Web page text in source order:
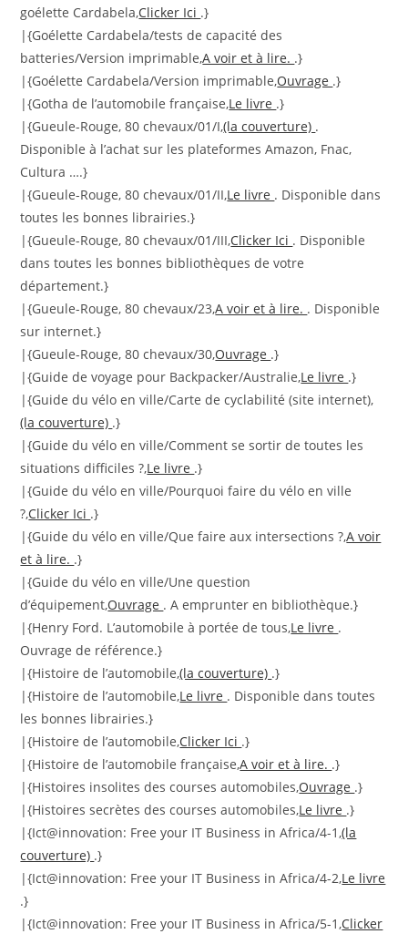
goélette Cardabela,Clicker Ici .}
|{Goélette Cardabela/tests de capacité des
batteries/Version imprimable,A voir et à lire. .}
|{Goélette Cardabela/Version imprimable,Ouvrage .}
|{Gotha de l’automobile française,Le livre .}
|{Gueule-Rouge, 80 chevaux/01/I,(la couverture) .
Disponible à l’achat sur les plateformes Amazon, Fnac,
Cultura ….}
|{Gueule-Rouge, 80 chevaux/01/II,Le livre . Disponible dans
toutes les bonnes librairies.}
|{Gueule-Rouge, 80 chevaux/01/III,Clicker Ici . Disponible
dans toutes les bonnes bibliothèques de votre
département.}
|{Gueule-Rouge, 80 chevaux/23,A voir et à lire. . Disponible
sur internet.}
|{Gueule-Rouge, 80 chevaux/30,Ouvrage .}
|{Guide de voyage pour Backpacker/Australie,Le livre .}
|{Guide du vélo en ville/Carte de cyclabilité (site internet),
(la couverture) .}
|{Guide du vélo en ville/Comment se sortir de toutes les
situations difficiles ?,Le livre .}
|{Guide du vélo en ville/Pourquoi faire du vélo en ville
?,Clicker Ici .}
|{Guide du vélo en ville/Que faire aux intersections ?,A voir
et à lire. .}
|{Guide du vélo en ville/Une question
d’équipement,Ouvrage . A emprunter en bibliothèque.}
|{Henry Ford. L’automobile à portée de tous,Le livre .
Ouvrage de référence.}
|{Histoire de l’automobile,(la couverture) .}
|{Histoire de l’automobile,Le livre . Disponible dans toutes
les bonnes librairies.}
|{Histoire de l’automobile,Clicker Ici .}
|{Histoire de l’automobile française,A voir et à lire. .}
|{Histoires insolites des courses automobiles,Ouvrage .}
|{Histoires secrètes des courses automobiles,Le livre .}
|{Ict@innovation: Free your IT Business in Africa/4-1,(la
couverture) .}
|{Ict@innovation: Free your IT Business in Africa/4-2,Le livre
.}
|{Ict@innovation: Free your IT Business in Africa/5-1,Clicker